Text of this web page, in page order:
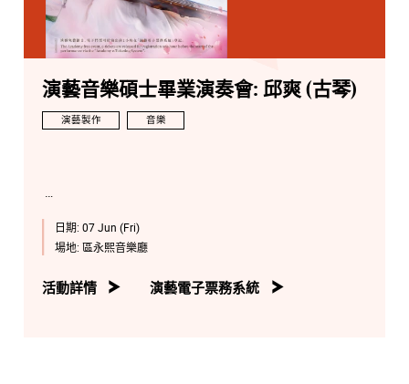
演藝音樂碩士畢業演奏會: 邱爽 (古琴)
演藝製作 音樂
日期: 07 Jun (Fri)
場地: 區永熙音樂廳
活動詳情 演藝電子票務系統